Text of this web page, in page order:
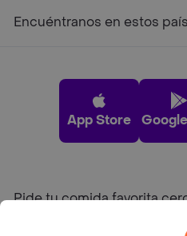
Encuéntranos en estos
App Store
Pide tu comida favorita